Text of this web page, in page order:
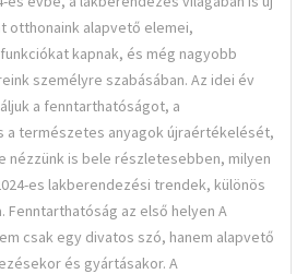
otthonaink alapvető elemei,
kapnak, és még nagyobb
személyre szabásában. Az idei év
a fenntarthatóságot, a
a természetes anyagok újraértékelését,
nézzünk is bele részletesebben, milyen
es lakberendezési trendek, különös
az első helyen A
csak egy divatos szó, hanem alapvető
és gyártásakor. A